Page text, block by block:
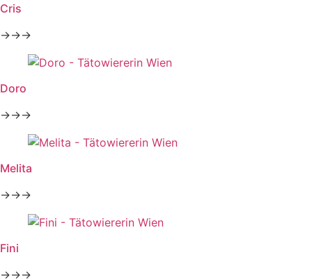
Cris
→→→
Doro
→→→
Melita
→→→
Fini
→→→